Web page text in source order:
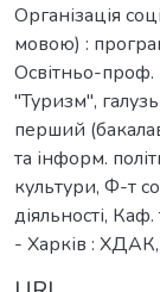
Організація
мовою) :
Освітньо-проф.
"Туризм",
перший
та інформ.
культури, Ф-т
діяльності,
- Харків :